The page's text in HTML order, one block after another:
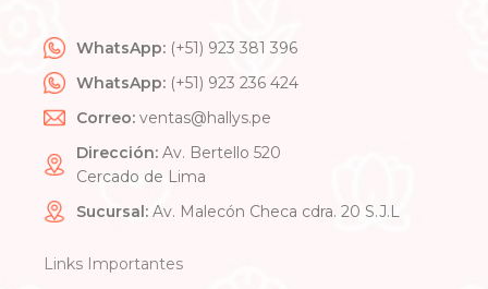
WhatsApp: (+51) 923 381 396
WhatsApp: (+51) 923 236 424
Correo: ventas@hallys.pe
Dirección: Av. Bertello 520
Cercado de Lima
Sucursal: Av. Malecón Checa cdra. 20 S.J.L
Links Importantes